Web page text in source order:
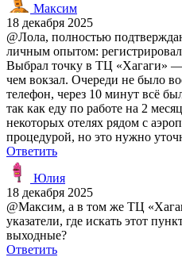
Максим
18 декабря 2025
@Лола, полностью
личным опытом:
Выбрал точку в ТЦ «Хагаги» —
чем вокзал. Очереди не было
телефон, через 10 минут всё
так как еду по работе на 2
некоторых отелях рядом с
процедурой, но это нужно
Ответить
Юлия
18 декабря 2025
@Максим, а в том же ТЦ
указатели, где искать этот
выходные?
Ответить